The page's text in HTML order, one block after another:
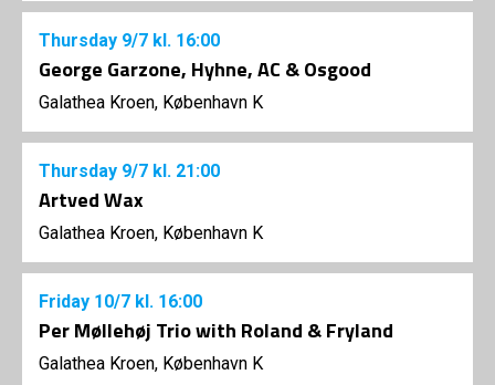
Thursday 9/7 kl. 16:00
George Garzone, Hyhne, AC & Osgood
Galathea Kroen, København K
Thursday 9/7 kl. 21:00
Artved Wax
Galathea Kroen, København K
Friday 10/7 kl. 16:00
Per Møllehøj Trio with Roland & Fryland
Galathea Kroen, København K